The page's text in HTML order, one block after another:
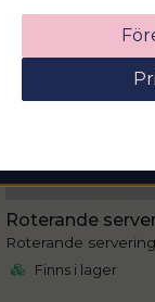
Roterande
Roterande
Finns i lager
Ange din e-
email